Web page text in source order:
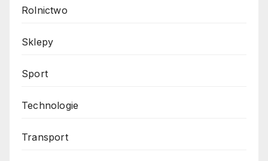
Rolnictwo
Sklepy
Sport
Technologie
Transport